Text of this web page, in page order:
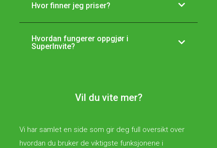
Vil du vite mer?
Vi har samlet en side som gir deg full oversikt over
hvordan du bruker de viktigste funksjonene i
Hvor finner jeg priser?
Hvordan fungerer oppgjør i
SuperInvite?